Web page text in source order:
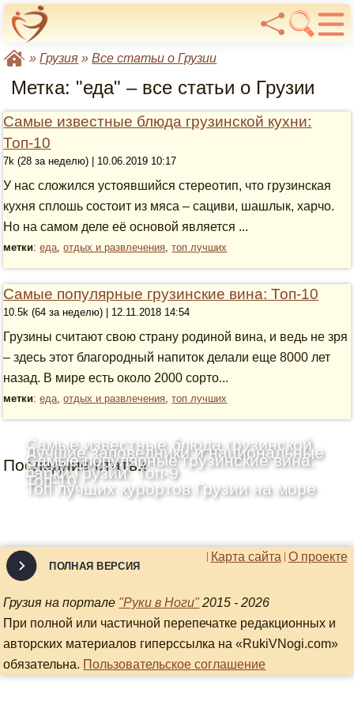
»Грузия »Все статьи о Грузии
Метка: "еда" – все статьи о Грузии
Самые известные блюда грузинской кухни:
Топ-10
7k (28 за неделю) | 10.06.2019 10:17
У нас сложился устоявшийся стереотип, что грузинская
кухня сплошь состоит из мяса – сациви, шашлык, харчо.
Но на самом деле её основой является ...
метки:еда,отдых и развлечения,топ лучших
Самые популярные грузинские вина: Топ-10
10.5k (64 за неделю) | 12.11.2018 14:54
Грузины считают свою страну родиной вина, и ведь не зря
– здесь этот благородный напиток делали еще 8000 лет
назад. В мире есть около 2000 сорто...
метки:еда,отдых и развлечения,топ лучших
Последние статьи
Самые известные блюда грузинской
кухни: Топ-10
Лучшие заповедники и национальные
парки Грузии: Топ-9
Самые популярные грузинские вина:
Топ-10
Топ лучших курортов Грузии на море
О проекте
Карта сайта
ПОЛНАЯ ВЕРСИЯ
Грузия на портале "Руки в Ноги" 2015 - 2026
При полной или частичной перепечатке редакционных и
авторских материалов гиперссылка на «RukiVNogi.com»
обязательна. Пользовательское соглашение